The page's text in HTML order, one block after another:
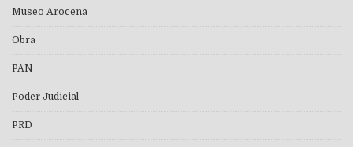
Museo Arocena
Obra
PAN
Poder Judicial
PRD